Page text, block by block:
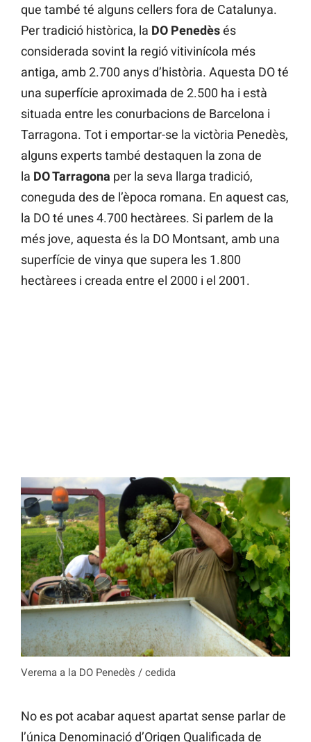
que també té alguns cellers fora de Catalunya.
Per tradició històrica, la DO Penedèsés
considerada sovint la regió vitivinícola més
antiga, amb 2.700 anys d’història. Aquesta DO té
una superfície aproximada de 2.500 ha i està
situada entre les conurbacions de Barcelona i
Tarragona. Tot i emportar-se la victòria Penedès,
alguns experts també destaquen la zona de
la DO Tarragona per la seva llarga tradició,
coneguda des de l’època romana. En aquest cas,
la DO té unes 4.700 hectàrees. Si parlem de la
més jove, aquesta és la DO Montsant, amb una
superfície de vinya que supera les 1.800
hectàrees i creada entre el 2000 i el 2001.
Verema a la DO Penedès / cedida
No es pot acabar aquest apartat sense parlar de
l’única Denominació d’Origen Qualificada de